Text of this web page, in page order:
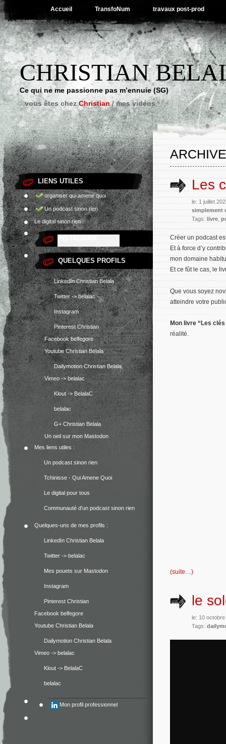
Accueil TransfoNum travaux post-prod
CHRISTIAN
Ce qui ne me passionne pas m’ennuie (SG)
vous êtes chezChristian/ mes vidéos
LIENS UTILES
organiser qui amene quoi
Un podcast sinon rien
Le digital sinon rien
QUELQUES PROFILS
LinkedIn Christian Belala
Twitter -> belalac
Instagram
Pinterest Christian
Facebook belfegore
Youtube Christian Belala
Dailymotion Christian Belala
Vimeo -> belalac
Klout -> BelalaC
belalac
G+ Christian Belala
Un oeil sur mon Mastodon
Mes liens utiles :
Un podcast sinon rien
Tchinisse - Qui Amene Quoi
Le digital pour tous
Communauté d'un podcast sinon rien
Quelques-uns de mes profils :
LinkedIn Christian Belala
Twitter -> belalac
Mes pouets sur Mastodon
Instagram
Pinterest Christian
Facebook belfegore
Youtube Christian Belala
Dailymotion Christian Belala
Vimeo -> belalac
Klout -> BelalaC
belalac
Mon profil professionnel
Les
le: 1 juillet
simplement
Tags: livre
Créer un podcast
Et à force d’y
mon domaine
Et ce fût le cas, le
Que vous soyez
atteindre votre
Mon livre “Les
réalité.
(suite…)
le
le: 10
Tags: